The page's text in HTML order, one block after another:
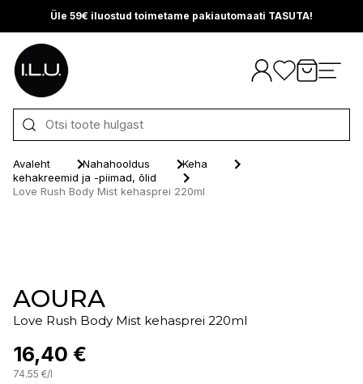
Üle 59€ iluostud toimetame pakiautomaati TASUTA!
Otse sisu juurde
Avaleht Nahahooldus
Keha
kehakreemid ja -piimad, õlid
Love Rush Body Mist kehasprei 220ml
AOURA
Love Rush Body Mist kehasprei 220ml
16,40 €
74.55 €/l